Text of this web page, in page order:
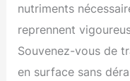
nutriments
reprennent
Souvenez-vous de
en surface sans